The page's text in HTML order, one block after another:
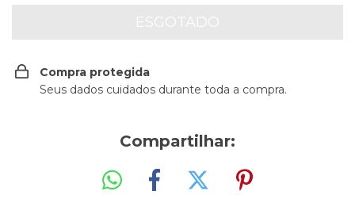
Compra protegida
Seus dados cuidados durante toda a compra.
Compartilhar: